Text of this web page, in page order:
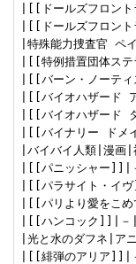
|[[ドールズフロン
|[[ドールズフロン
|特殊能力捜査官 ペ
|[[特例措置団体ス
|[[バーン・ノーテ
|[[バイオハザード
|[[バイオハザード
|[[バイナリー ドメ
|バイバイ人類|漫画|
|[[パニッシャー]]|
|[[パラサイト・イ
|[[パリより愛をこ
|[[ハンコック]]|－|
|光と水のダフネ|ア
|[[緋弾のアリア]]|